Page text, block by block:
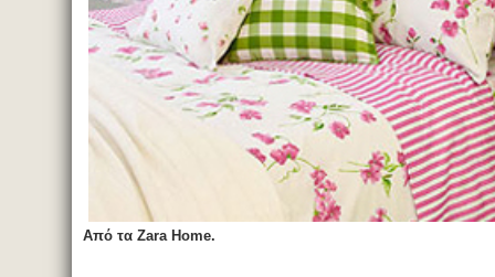
Από τα Zara Home.